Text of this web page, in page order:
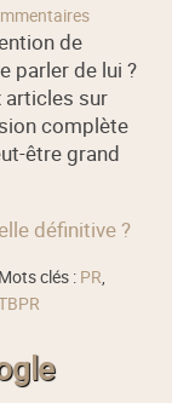
de
parler de lui ?
articles sur
complète
être grand
définitive ?
clés : PR,